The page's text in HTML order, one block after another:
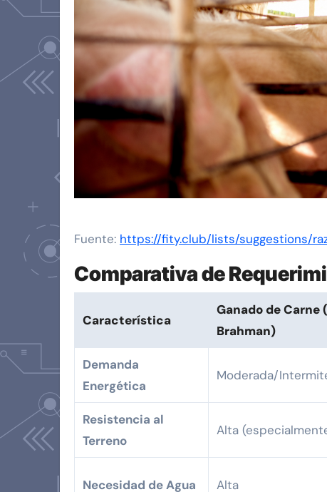
Fuente: https://fity.club/lists/suggestions/
Comparativa de
Característica
Ganado de Carne
Brahman)
Demanda
Energética
Moderada/
Resistencia al
Terreno
Alta
Necesidad de Agua Alta